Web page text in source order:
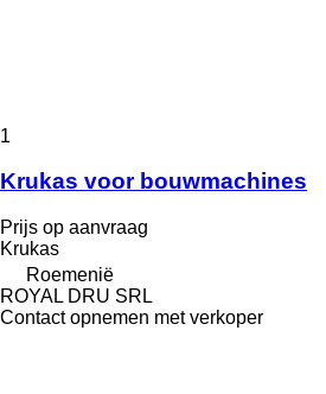
1
Krukas voor bouwmachines
Prijs op aanvraag
Krukas
Roemenië
ROYAL DRU SRL
Contact opnemen met verkoper